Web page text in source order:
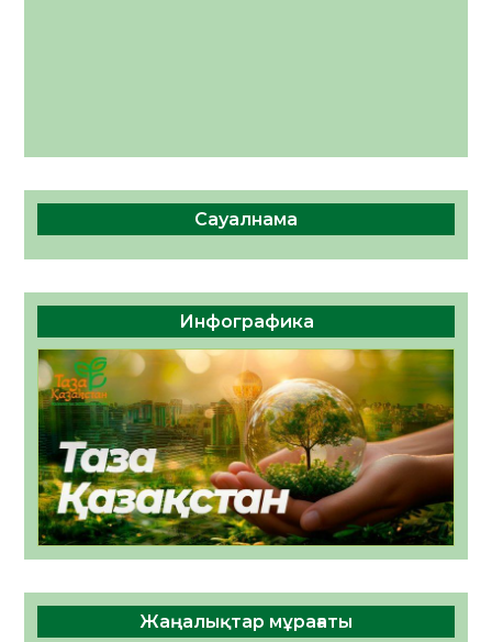
Сауалнама
Инфографика
Жаңалықтар мұрағаты